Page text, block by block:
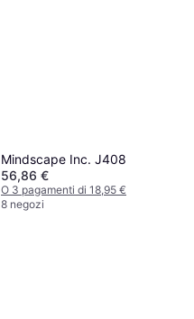
Mindscape Inc. J408
56,86 €
O 3 pagamenti di 18,95 €
8 negozi